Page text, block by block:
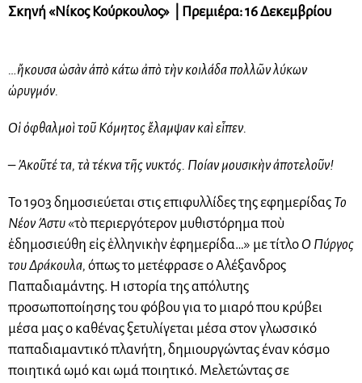
Σκηνή «Νίκος Κούρκουλος» | Πρεμιέρα: 16 Δεκεμβρίου
…ἤκουσα ὡσὰν ἀπὸ κάτω ἀπὸ τὴν κοιλάδα πολλῶν λύκων
ὠρυγμόν.
Οἱ ὀφθαλμοὶ τοῦ Κόμητος ἔλαμψαν καὶ εἶπεν.
– Ἀκοῦτέ τα, τὰ τέκνα τῆς νυκτός. Ποίαν μουσικὴν ἀποτελοῦν!
Το 1903 δημοσιεύεται στις επιφυλλίδες της εφημερίδας Το
Νέον Άστυ «τὸ περιεργότερον μυθιστόρημα ποὺ
ἐδημοσιεύθη εἰς ἑλληνικὴν ἐφημερίδα…» με τίτλο Ο Πύργος
του Δράκουλα, όπως το μετέφρασε ο Αλέξανδρος
Παπαδιαμάντης. Η ιστορία της απόλυτης
προσωποποίησης του φόβου για το μιαρό που κρύβει
μέσα μας ο καθένας ξετυλίγεται μέσα στον γλωσσικό
παπαδιαμαντικό πλανήτη, δημιουργώντας έναν κόσμο
ποιητικά ωμό και ωμά ποιητικό. Μελετώντας σε